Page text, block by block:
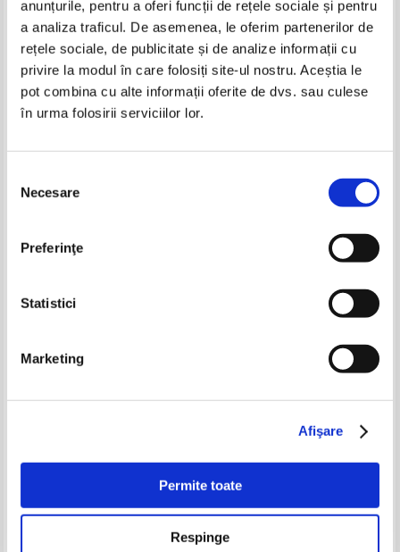
anunțurile, pentru a oferi funcții de rețele sociale și pentru
a analiza traficul. De asemenea, le oferim partenerilor de
rețele sociale, de publicitate și de analize informații cu
privire la modul în care folosiți site-ul nostru. Aceștia le
pot combina cu alte informații oferite de dvs. sau culese
în urma folosirii serviciilor lor.
consimțământului
Necesare
Preferinţe
Statistici
Marketing
Afişare
Permite toate
Respinge
Produse din aceeasi categorie
-50%
Elyakim Kislev - Fericit de unul
Adaugă în coș
Juliette Allais - Predestinare sau
-40%
Martin Lindstrom - Ministerul